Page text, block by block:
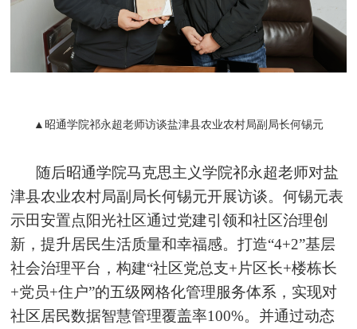
▲昭通学院祁永超老师访谈盐津县农业农村局副局长何锡元
随后昭通学院马克思主义学院祁永超老师对盐
津县农业农村局副局长何锡元开展访谈。何锡元表
示田安置点阳光社区通过党建引领和社区治理创
新，提升居民生活质量和幸福感。打造“4+2”基层
社会治理平台，构建“社区党总支+片区长+楼栋长
+党员+住户”的五级网格化管理服务体系，实现对
社区居民数据智慧管理覆盖率100%。并通过动态